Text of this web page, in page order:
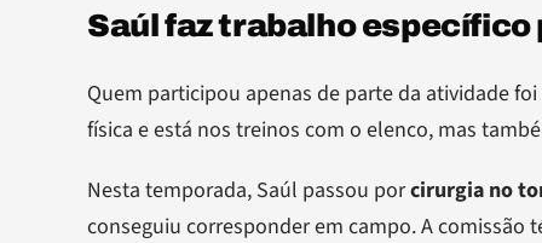
Saúl faz trabalho específico
Quem participou apenas de parte da atividade foi
física e está nos treinos com o elenco, mas
Nesta temporada, Saúl passou porcirurgia no
conseguiu corresponder em campo. A